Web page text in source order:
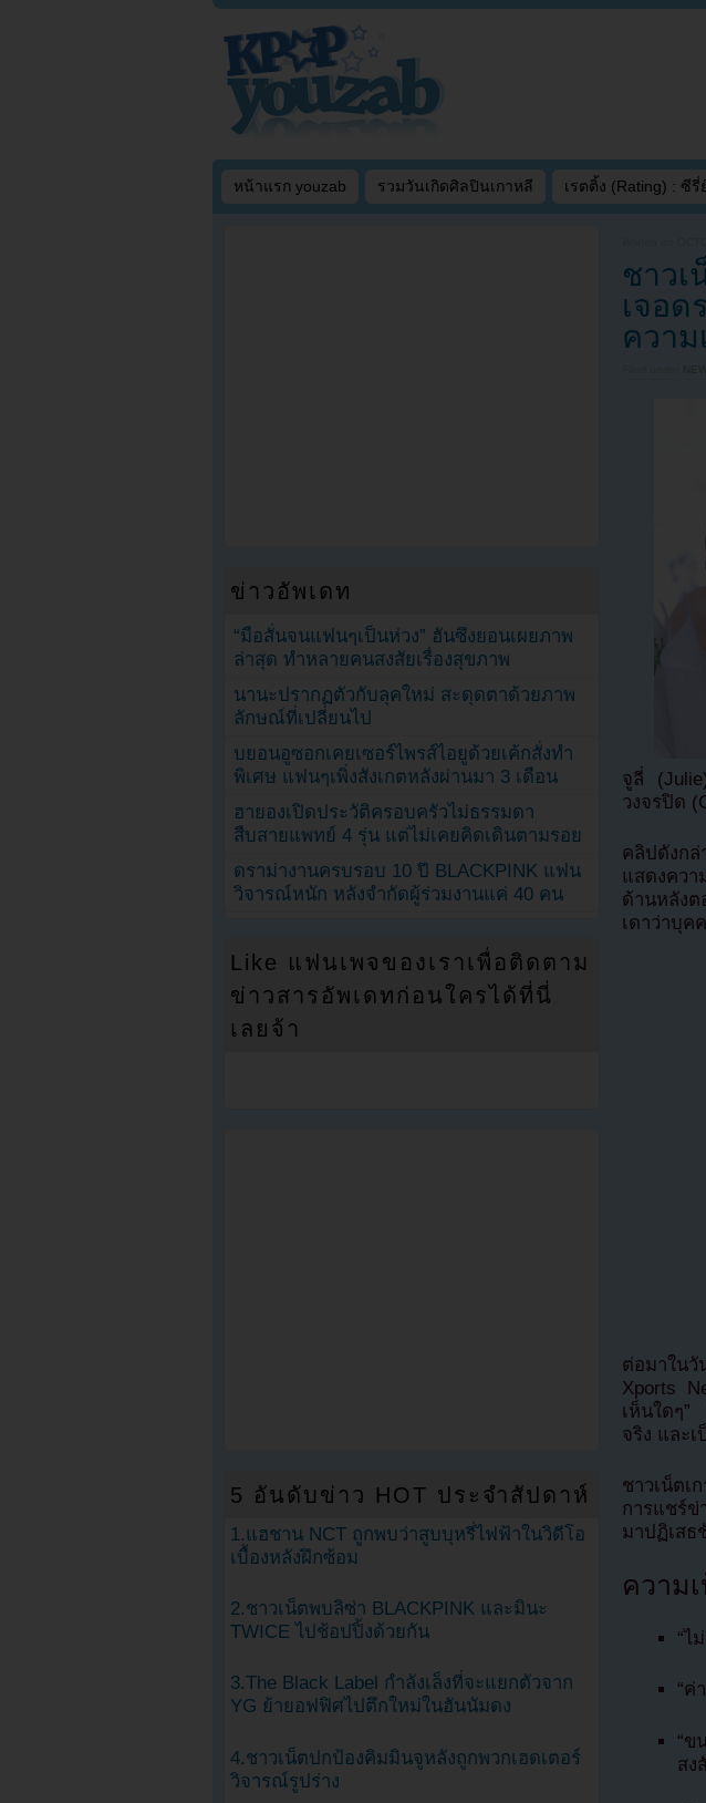
หน้าแรก youzab รวมวันเกิดศิลปินเกาหลี เรตติ้ง (Rating) : ซีรี่
ชาวเ
เจอ
ความ
จูลี่
วงจรปิด
คลิปดังก
แสดงคว
ด้านหลังต
เดาว่าบุค
ต่อมาใน
Xports
เห็นใดๆ
จริง และ
ชาวเน็ตเ
การแชร์ข่
มาปฏิเสธ
ความ
“ไ
“ค่
“ข
สง
ข่าวอัพเดท
“มือสั่นจนแฟนๆเป็นห่วง” ฮันซึงยอนเผยภาพ
ล่าสุด ทำหลายคนสงสัยเรื่องสุขภาพ
นานะปรากฏตัวกับลุคใหม่ สะดุดตาด้วยภาพ
ลักษณ์ที่เปลี่ยนไป
บยอนอูซอกเคยเซอร์ไพรส์ไอยูด้วยเค้กสั่งทำ
พิเศษ แฟนๆเพิ่งสังเกตหลังผ่านมา 3 เดือน
ฮายองเปิดประวัติครอบครัวไม่ธรรมดา
สืบสายแพทย์ 4 รุ่น แต่ไม่เคยคิดเดินตามรอย
ดราม่างานครบรอบ 10 ปี BLACKPINK แฟน
วิจารณ์หนัก หลังจำกัดผู้ร่วมงานแค่ 40 คน
Like แฟนเพจของเราเพื่อติดตาม
ข่าวสารอัพเดทก่อนใครได้ที่นี่
เลยจ้า
5 อันดับข่าว HOT ประจำสัปดาห์
1.แฮชาน NCT ถูกพบว่าสูบบุหรี่ไฟฟ้าในวิดีโอ
เบื้องหลังฝึกซ้อม
2.ชาวเน็ตพบลิซ่า BLACKPINK และมินะ
TWICE ไปช้อปปิ้งด้วยกัน
3.The Black Label กำลังเล็งที่จะแยกตัวจาก
YG ย้ายอฟฟิศไปตึกใหม่ในฮันนัมดง
4.ชาวเน็ตปกป้องคิมมินจูหลังถูกพวกเฮดเตอร์
วิจารณ์รูปร่าง